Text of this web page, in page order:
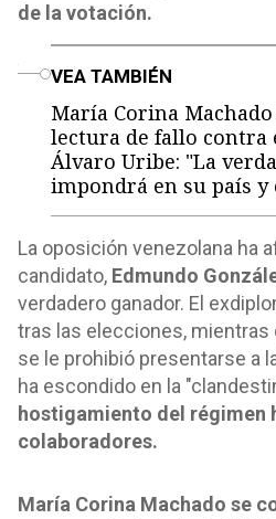
de la votación.
VEA TAMBIÉN
María Corina
lectura de fallo contra
Álvaro Uribe: "La
impondrá en su país
La oposición venezolana ha
candidato, Edmundo
verdadero ganador. El
tras las elecciones, mientras
se le prohibió presentarse a
ha escondido en la
hostigamiento del régimen
colaboradores.
María Corina Machado se